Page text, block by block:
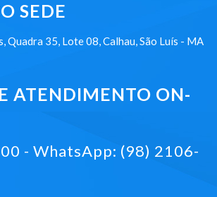
SEDE
Quadra 35, Lote 08, Calhau, São Luís - MA
ATENDIMENTO ON-
- WhatsApp: (98) 2106-